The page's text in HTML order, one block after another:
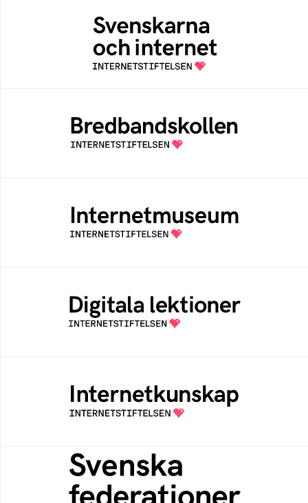
Svenskarna och internet
En årlig studie av svenska folkets
internetvanor
Bredbandskollen är ett oberoende
konsumentverktyg som drivs av
Internetstiftelsen
Ett digitalt museum som byggts, och kureras
av Internetstiftelsen
Öppen digital lärresurs med färdiga lektioner
för alla stadier i grundskolan
Samlad kunskap som hjälper dig att bli en
säker och medveten internetanvändare
Svenska federationer
Grunden för medlemskap i en sektors- eller
kontextspecifik federation